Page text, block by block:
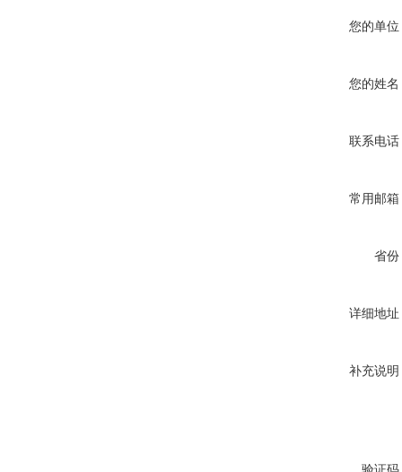
您的单位
您的姓名
联系电话
常用邮箱
省份
详细地址
补充说明